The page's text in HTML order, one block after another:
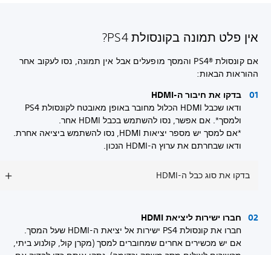
אין פלט תמונה בקונסולת PS4?
אם קונסולת PS4®‎ והמסך מופעלים אבל אין תמונה, נסו לעקוב אחר
ההוראות הבאות:
בדקו את חיבור ה-HDMI
ודאו שכבל HDMI הכלול מחובר באופן מאובטח לקונסולת PS4
ולמסך*. אם אפשר, נסו להשתמש בכבל HDMI אחר.
*אם למסך יש מספר יציאות HDMI, נסו להשתמש ביציאה אחרת.
ודאו שבחרתם את ערוץ ה-HDMI הנכון.
בדקו את סוג כבל ה-HDMI
חברו ישירות ליציאת HDMI
חברו את קונסולת PS4 ישירות אל יציאת ה-HDMI שעל המסך.
אם יש מכשירים אחרים שמחוברים למסך (מקרן קול, קולנוע ביתי,